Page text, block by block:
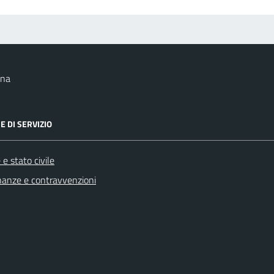
DI SERVIZIO
e stato civile
e contravvenzioni